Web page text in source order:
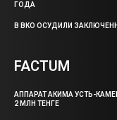
ГОДА
В ВКО ОСУДИЛИ
FACTUM
АППАРАТ АКИМА УСТЬ-
2 МЛН ТЕНГЕ